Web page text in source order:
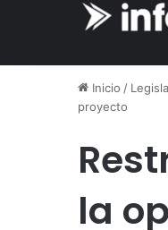
Inicio /
proyecto
la